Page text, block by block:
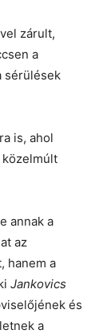
zárult,
a
sérülések
is, ahol
annak a
az
hanem a
Jankovics
és
a